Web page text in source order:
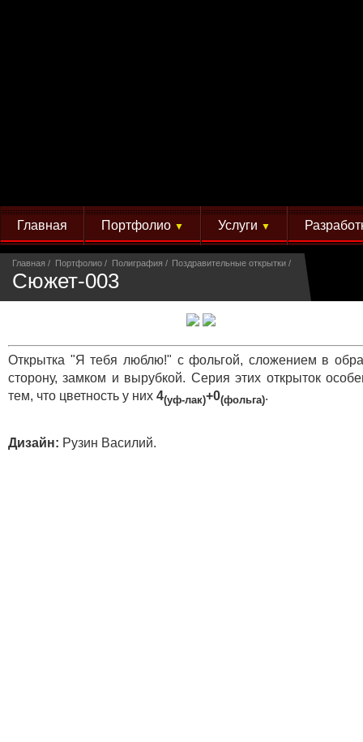
Главная Портфолио ▼ Услуги ▼
Главная Портфолио Полиграфия Поздравительные открытки
Сюжет-003
Открытка "Я тебя люблю!" с фольгой, сложением в
сторону, замком и вырубкой. Серия этих открыток
тем, что цветность у них 4(уф-лак)+0(фольга).
Дизайн: Рузин Василий.